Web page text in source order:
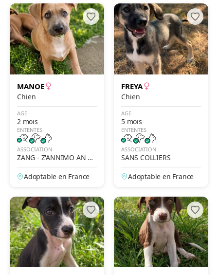
MANOE
Chien
AGE
2 mois
ENTENTES
ASSOCIATION
ZANG - Z'ANNIMO AN N
OU GWADLOUP'
Adoptable en France
FREYA
Chien
AGE
5 mois
ENTENTES
ASSOCIATION
SANS COLLIERS
Adoptable en France